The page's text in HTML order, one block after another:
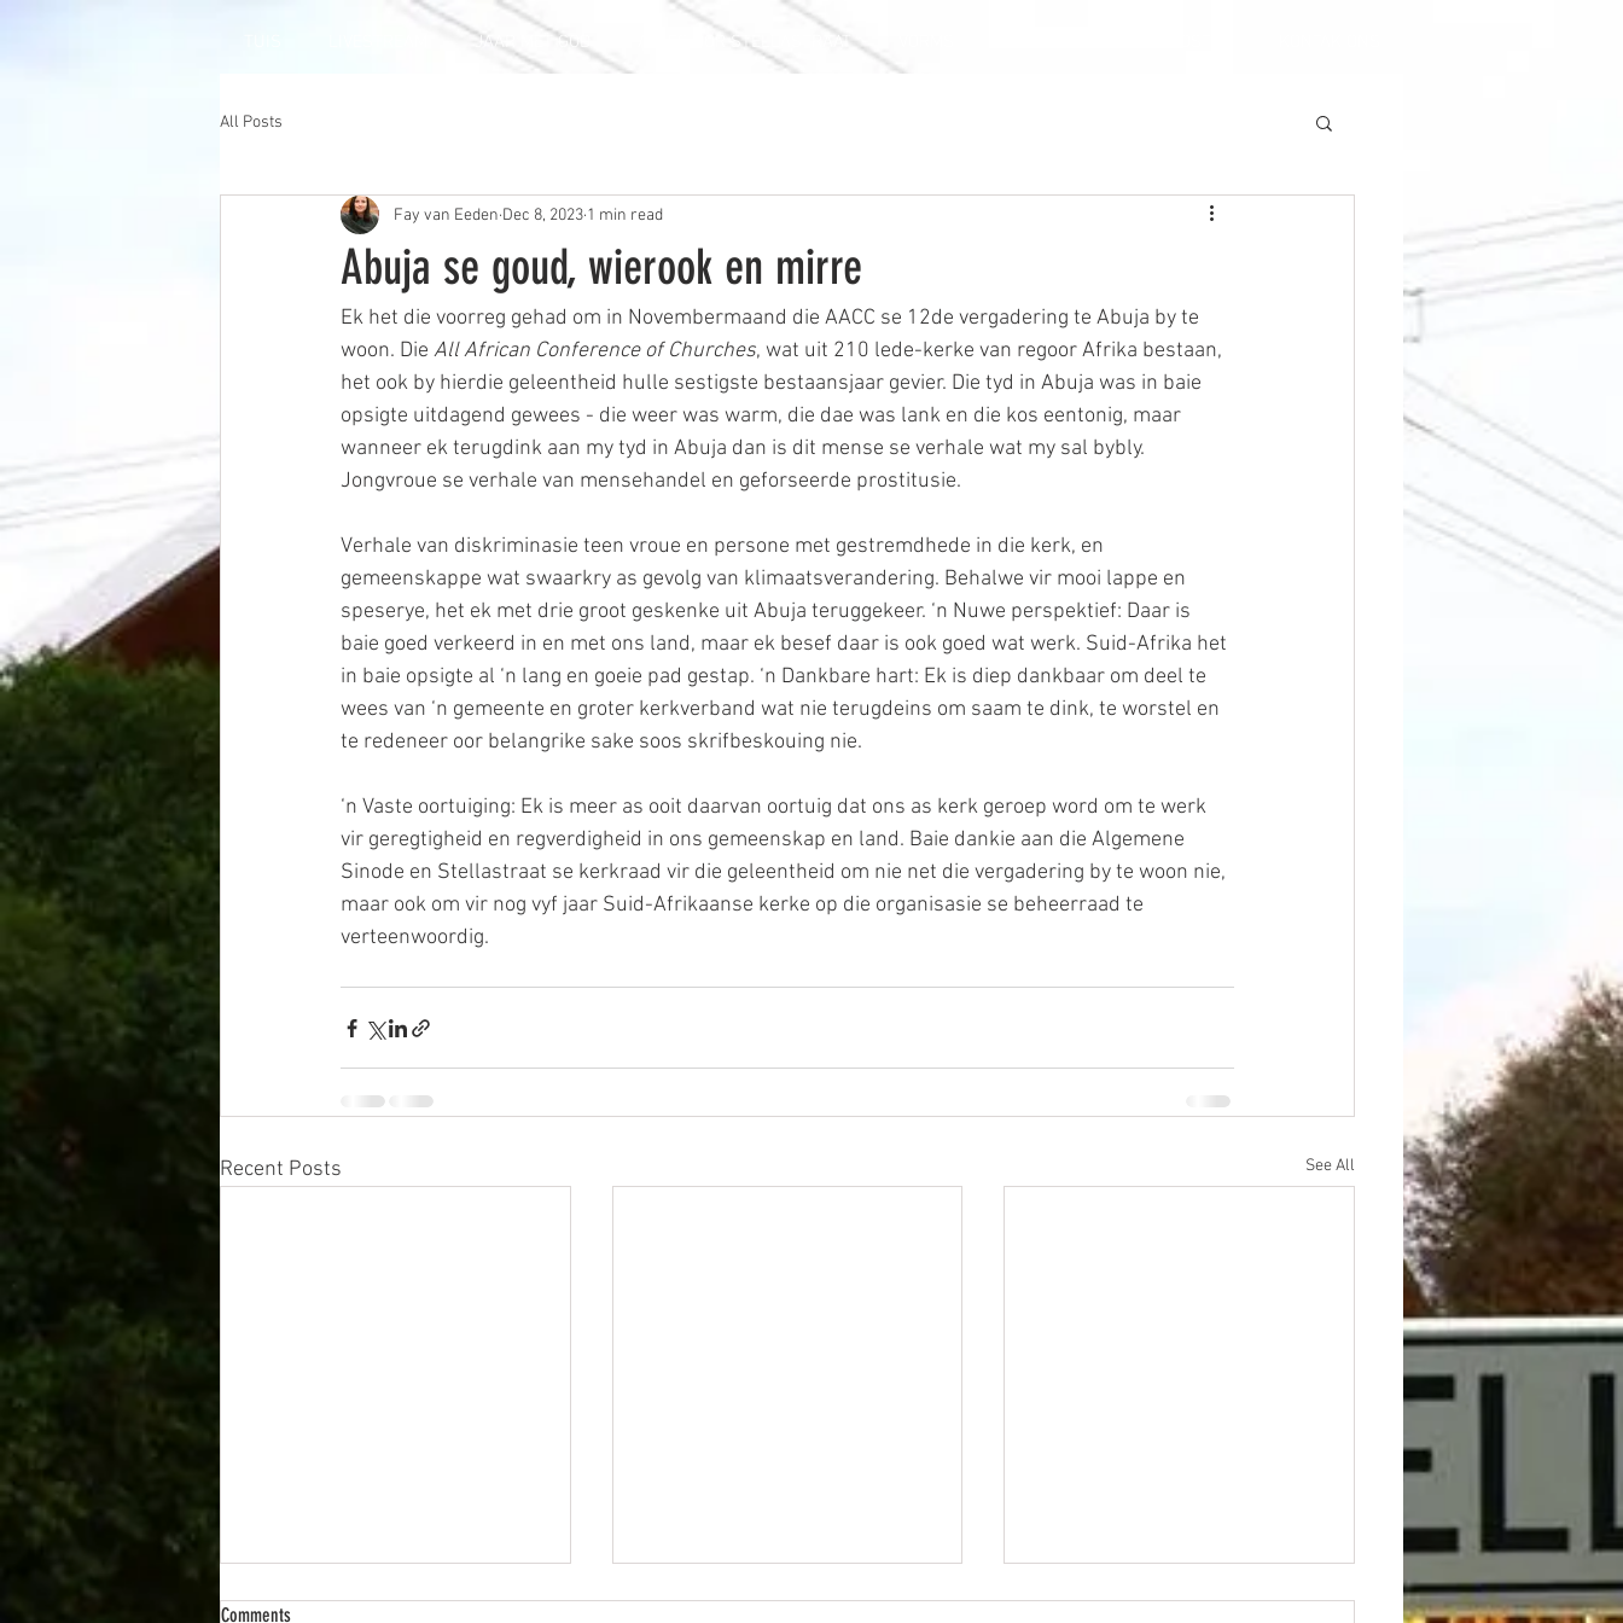
JAAR MET GOD ALLES OOR STELLASTRAAT
All Posts
Abuja se goud, wierook en mirre
Fay van Eeden Dec 8, 2023 1 min read
Ek het die voorreg gehad om in Novembermaand die AACC se 12de vergadering te Abuja by te
woon. Die All African Conference of Churches, wat uit 210 lede-kerke van regoor Afrika bestaan,
het ook by hierdie geleentheid hulle sestigste bestaansjaar gevier. Die tyd in Abuja was in baie
opsigte uitdagend gewees - die weer was warm, die dae was lank en die kos eentonig, maar
wanneer ek terugdink aan my tyd in Abuja dan is dit mense se verhale wat my sal bybly.
Jongvroue se verhale van mensehandel en geforseerde prostitusie.
Verhale van diskriminasie teen vroue en persone met gestremdhede in die kerk, en
gemeenskappe wat swaarkry as gevolg van klimaatsverandering. Behalwe vir mooi lappe en
speserye, het ek met drie groot geskenke uit Abuja teruggekeer. ‘n Nuwe perspektief: Daar is
baie goed verkeerd in en met ons land, maar ek besef daar is ook goed wat werk. Suid-Afrika het
in baie opsigte al ‘n lang en goeie pad gestap. ‘n Dankbare hart: Ek is diep dankbaar om deel te
wees van ‘n gemeente en groter kerkverband wat nie terugdeins om saam te dink, te worstel en
te redeneer oor belangrike sake soos skrifbeskouing nie.
‘n Vaste oortuiging: Ek is meer as ooit daarvan oortuig dat ons as kerk geroep word om te werk
vir geregtigheid en regverdigheid in ons gemeenskap en land. Baie dankie aan die Algemene
Sinode en Stellastraat se kerkraad vir die geleentheid om nie net die vergadering by te woon nie,
maar ook om vir nog vyf jaar Suid-Afrikaanse kerke op die organisasie se beheerraad te
verteenwoordig.
Recent Posts See All
Comments